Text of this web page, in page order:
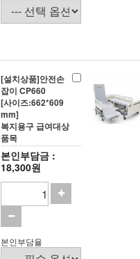
[설치상품]안전손
잡이 CP660
[사이즈:662*609
mm]
복지용구 급여대상
품목
본인부담금 :
18,300원
본인부담율